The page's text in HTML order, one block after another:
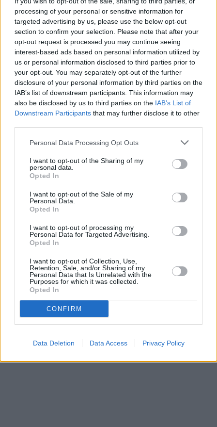
processing of your personal or sensitive information for
targeted advertising by us, please use the below opt-out
section to confirm your selection. Please note that after your
opt-out request is processed you may continue seeing
interest-based ads based on personal information utilized by
us or personal information disclosed to third parties prior to
your opt-out. You may separately opt-out of the further
disclosure of your personal information by third parties on the
IAB’s list of downstream participants. This information may
also be disclosed by us to third parties on the IAB’s List of
Downstream Participants that may further disclose it to other
Personal Data Processing Opt Outs
I want to opt-out of the Sharing of my
personal data.
Opted In
I want to opt-out of the Sale of my
Personal Data.
Opted In
I want to opt-out of processing my
Personal Data for Targeted Advertising.
Opted In
I want to opt-out of Collection, Use,
Retention, Sale, and/or Sharing of my
Personal Data that Is Unrelated with the
Purposes for which it was collected.
Opted In
CONFIRM
Data Deletion Data Access Privacy Policy
06.08.2026 - Bosch Powertrain s.r.o. Jihlava • CNC operátor• mzda
Kč • náborový bonus 50.000 Kč • příspěvek na ubytování (Jihlava,
Jihlava)
06.08.2026 -Bosch Powertrain s.r.o. • montážní dělník • mzda 44.700
týdenní zálohy na mzdu 2.000 Kč (Jihlava, okres Jihlava)
06.08.2026 -Bosch Powertrain s.r.o. Jihlava • práce ve skladu • mzda
48.400 Kč • náborový bonus 50.000 Kč • ubytování (Jihlava, okres
06.08.2026 -Bosch Powertrain s.r.o. Jihlava • střídač • mzda 48.400
příspěvek na ubytování (Jihlava, okres Jihlava)
06.08.2026 -Bosch Powertrain s.r.o. • seřizování strojů • mzda
náborový bonus 100.000 Kč • ubytování (Jihlava, okres Jihlava)
... další nabídky zaměstnání
vysílacím týdnu
naladění na Skylinku
Parabola.cz- web o satelitní, terestrické a kabelové televizi, ©
O webu parabola.cz•O souborech cookies•Inzerce
Kontakt
Dovolená u moře •Bazény